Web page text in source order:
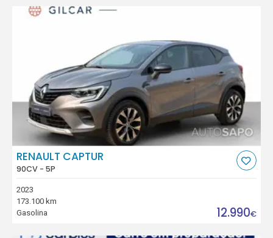
RENAULT CAPTUR
90CV - 5P
2023
173.100 km
Gasolina
12.990€